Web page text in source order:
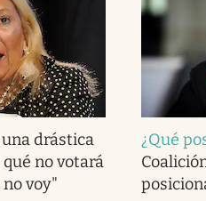
drástica
no votará
voy"
¿Qué